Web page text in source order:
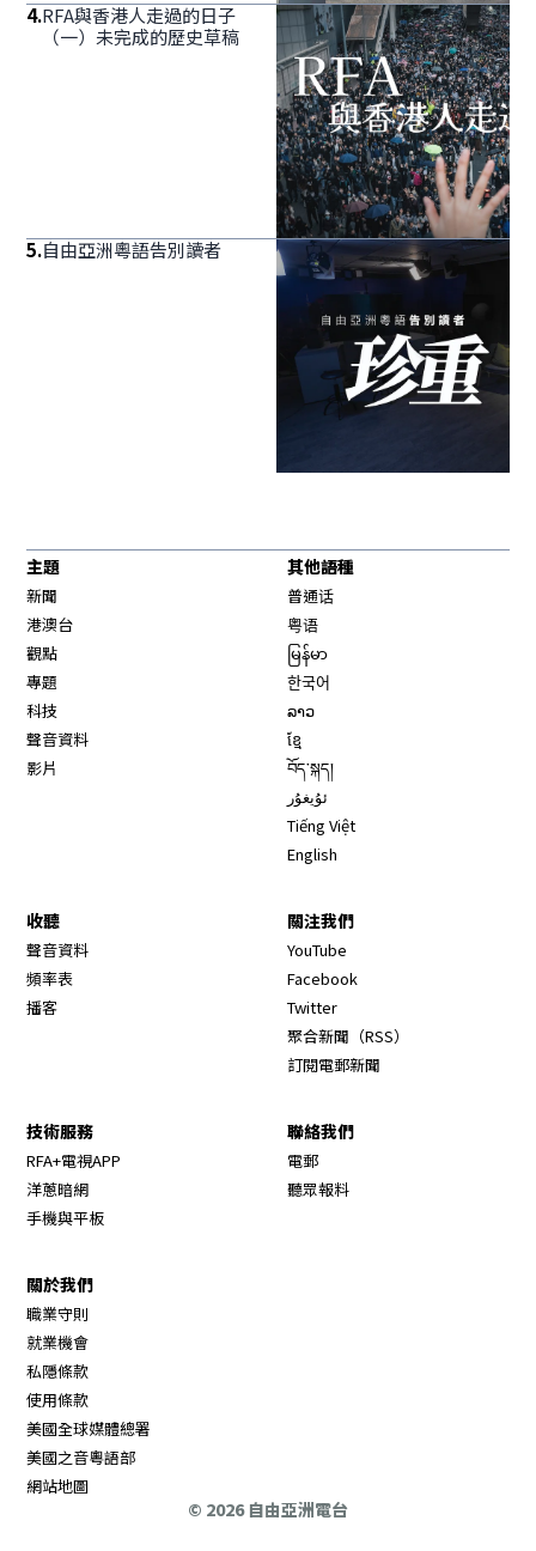
4.RFA與香港人走過的日子
（一）未完成的歷史草稿
5.自由亞洲粵語告別讀者
主題
新聞
港澳台
觀點
專題
科技
聲音資料
影片
其他語種
普通话
粤语
မြန်မာ
한국어
ລາວ
ខ្មែ
བོད་སྐད།
ئۇيغۇر
Tiếng Việt
English
收聽
聲音資料
頻率表
播客
關注我們
YouTube
Facebook
Twitter
聚合新聞（RSS）
訂閱電郵新聞
技術服務
RFA+電視APP
洋蔥暗網
手機與平板
聯絡我們
電郵
聽眾報料
關於我們
職業守則
就業機會
私隱條款
使用條款
美國全球媒體總署
美國之音粵語部
網站地圖
© 2026 自由亞洲電台